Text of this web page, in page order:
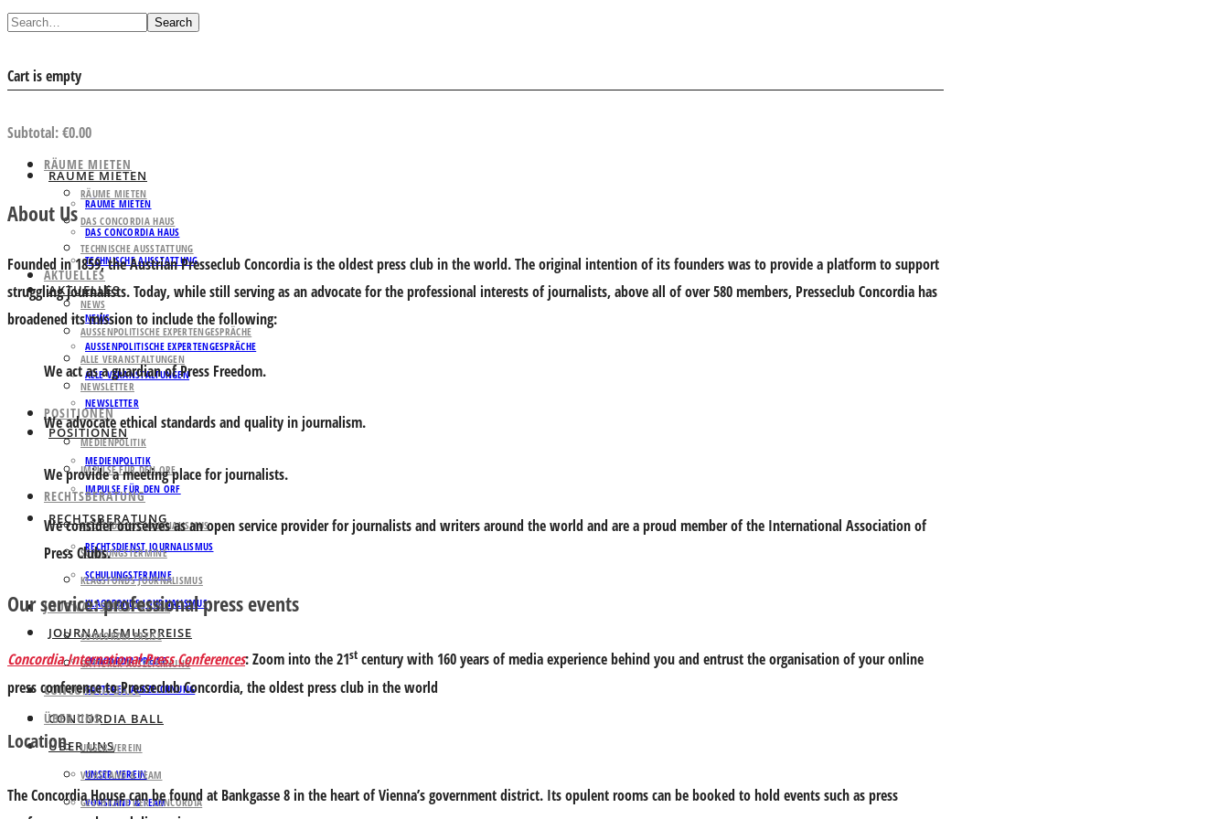
Search
Cart is empty
Subtotal:€0.00
RÄUME MIETEN
RÄUME MIETEN
DAS CONCORDIA HAUS
TECHNISCHE AUSSTATTUNG
AKTUELLES
NEWS
AUSSENPOLITISCHE EXPERTENGESPRÄCHE
ALLE VERANSTALTUNGEN
NEWSLETTER
POSITIONEN
MEDIENPOLITIK
IMPULSE FÜR DEN ORF
RECHTSBERATUNG
RECHTSDIENST JOURNALISMUS
SCHULUNGSTERMINE
KLAGSFONDS JOURNALISMUS
JOURNALISMUSPREISE
CONCORDIA PREISE
GATTERER AUSZEICHNUNG
CONCORDIA BALL
ÜBER UNS
UNSER VEREIN
VORSTAND & TEAM
RÄUME MIETEN
RÄUME MIETEN
DAS CONCORDIA HAUS
TECHNISCHE AUSSTATTUNG
AKTUELLES
NEWS
AUSSENPOLITISCHE EXPERTENGESPRÄCHE
ALLE VERANSTALTUNGEN
NEWSLETTER
POSITIONEN
MEDIENPOLITIK
IMPULSE FÜR DEN ORF
RECHTSBERATUNG
RECHTSDIENST JOURNALISMUS
SCHULUNGSTERMINE
KLAGSFONDS JOURNALISMUS
JOURNALISMUSPREISE
CONCORDIA PREISE
GATTERER AUSZEICHNUNG
CONCORDIA BALL
ÜBER UNS
UNSER VEREIN
VORSTAND & TEAM
GESCHICHTE DER CONCORDIA
About Us
Founded in 1859, the Austrian Presseclub Concordia is the oldest press club in the world. The original intention of its founders was to provide a platform to support
struggling journalists. Today, while still serving as an advocate for the professional interests of journalists, above all of over 580 members, Presseclub Concordia has
broadened its mission to include the following:
We act as a guardian of Press Freedom.
We advocate ethical standards and quality in journalism.
We provide a meeting place for journalists.
We consider ourselves as an open service provider for journalists and writers around the world and are a proud member of the International Association of
Press Clubs.
Our service: professional press events
Concordia International Press Conferences: Zoom into the 21st century with 160 years of media experience behind you and entrust the organisation of your online
press conference to Presseclub Concordia, the oldest press club in the world
Location
The Concordia House can be found at Bankgasse 8 in the heart of Vienna’s government district. Its opulent rooms can be booked to hold events such as press